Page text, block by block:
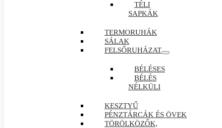
TÉLI
SAPKÁK
TERMORUHÁK
SÁLAK
FELSŐRUHÁZAT
BÉLÉSES
BÉLÉS
NÉLKÜLI
KESZTYŰ
PÉNZTÁRCÁK ÉS ÖVEK
TÖRÖLKÖZŐK,